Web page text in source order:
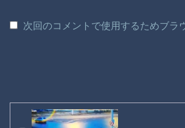
次回のコメントで使用するためブラ